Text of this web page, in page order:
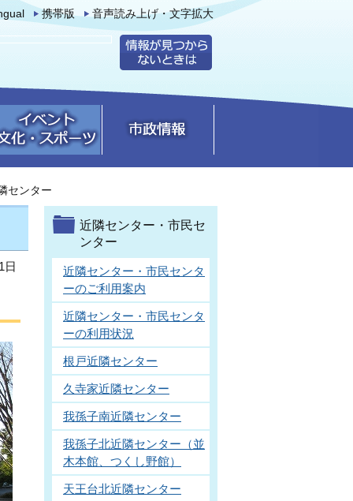
携帯版 音声読み上げ・文字拡大
センター
日
近隣センター・市民セ
ンター
近隣センター・市民センタ
ーのご利用案内
近隣センター・市民センタ
ーの利用状況
根戸近隣センター
久寺家近隣センター
我孫子南近隣センター
我孫子北近隣センター（並
木本館、つくし野館）
天王台北近隣センター